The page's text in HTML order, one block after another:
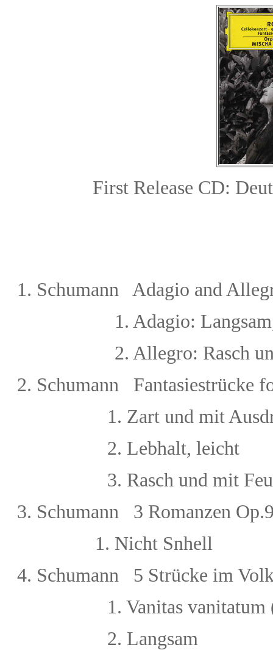
First Release CD:
1. Schumann Adagio and
1. Adagio:
2. Allegro: Rasch und
2. Schumann Fantasiestrücke
1. Zart und mit
2. Lebhalt, leicht
3. Rasch und mit
3. Schumann 3 Romanzen
1. Nicht Snhell
4. Schumann 5 Strücke im
1. Vanitas
2. Langsam